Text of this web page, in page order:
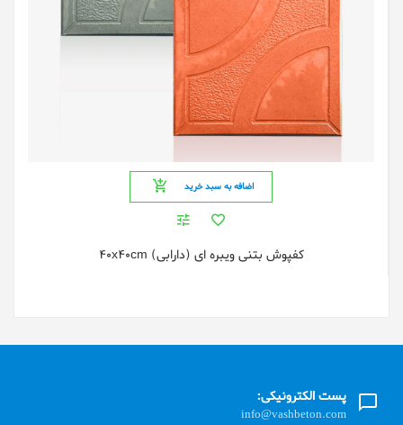
اضافه به سبد خرید
کفپوش بتنی ویبره ای (دارابی) 40x40cm
پست الکترونیکی:
info@vashbeton.com